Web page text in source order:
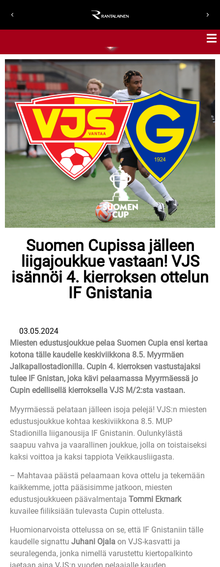
Suomen Cupissa jälleen
liigajoukkue vastaan! VJS
isännöi 4. kierroksen ottelun
IF Gnistania
03.05.2024
Miesten edustusjoukkue pelaa Suomen Cupia ensi kertaa
kotona tälle kaudelle keskiviikkona 8.5. Myyrmäen
Jalkapallostadionilla. Cupin 4. kierroksen vastustajaksi
tulee IF Gnistan, joka kävi pelaamassa Myyrmäessä jo
Cupin edellisellä kierroksella VJS M/2:sta vastaan.
Myyrmäessä pelataan jälleen isoja pelejä! VJS:n miesten
edustusjoukkue kohtaa keskiviikkona 8.5. MUP
Stadionilla liiganousija IF Gnistanin. Oulunkylästä
saapuu vahva ja vaarallinen joukkue, jolla on toistaiseksi
kaksi voittoa ja kaksi tappiota Veikkausliigasta.
– Mahtavaa päästä pelaamaan kova ottelu ja tekemään
kaikkemme, jotta pääsisimme jatkoon, miesten
edustusjoukkueen päävalmentaja Tommi Ekmark
kuvailee fiiliksiään tulevasta Cupin ottelusta.
Huomionarvoista ottelussa on se, että IF Gnistaniin tälle
kaudelle signattu Juhani Ojala on VJS-kasvatti ja
seuralegenda, jonka nimellä varustettu kiertopalkinto